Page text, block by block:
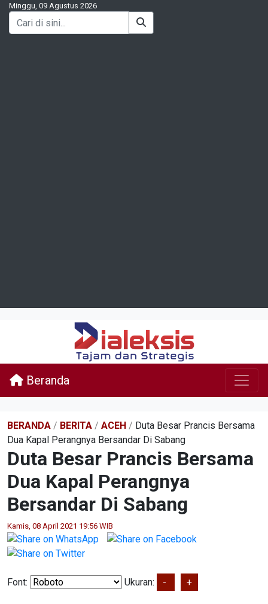
Minggu, 09 Agustus 2026
Beranda
BERANDA / BERITA / ACEH / Duta Besar Prancis Bersama
Dua Kapal Perangnya Bersandar Di Sabang
Duta Besar Prancis Bersama
Dua Kapal Perangnya
Bersandar Di Sabang
Kamis, 08 April 2021 19:56 WIB
Font: Ukuran: - +